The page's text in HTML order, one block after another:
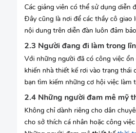
Các giảng viên có thể sử dụng
Đây cũng là nơi để các thầy cô giao
nội dung trên diễn đàn luôn đảm
2.3 Người đang đi làm trong
Với những người đã có công việc
khiến nhà thiết kế rơi vào trạng thái
bạn tìm kiếm những cơ hội việc
2.4 Những người đam mê mỹ
Không chỉ dành riêng cho dân
cho sở thích cá nhân hoặc công